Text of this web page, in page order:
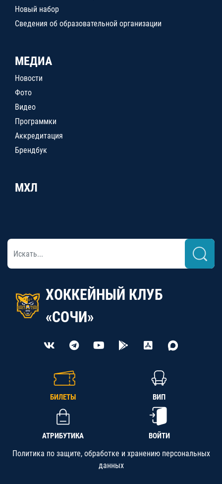
Новый набор
Сведения об образовательной организации
МЕДИА
Новости
Фото
Видео
Программки
Аккредитация
Брендбук
МХЛ
ХОККЕЙНЫЙ КЛУБ
«СОЧИ»
БИЛЕТЫ ВИП
АТРИБУТИКА ВОЙТИ
Политика по защите, обработке и хранению персональных
данных